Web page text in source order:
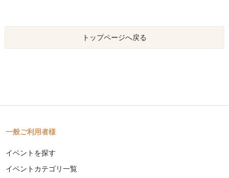
トップページへ戻る
一般ご利用者様
イベントを探す
イベントカテゴリ一覧